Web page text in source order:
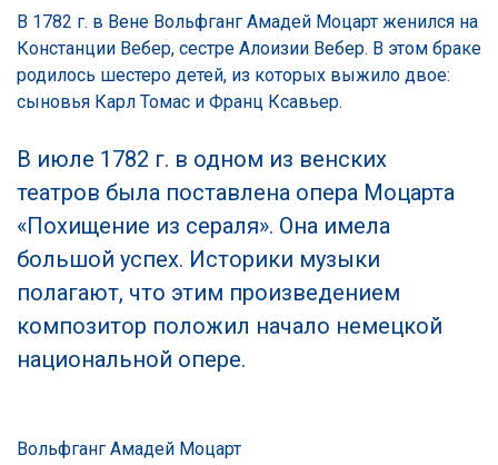
В 1782 г. в Вене Вольфганг Амадей Моцарт женился на
Констанции Вебер, сестре Алоизии Вебер. В этом браке
родилось шестеро детей, из которых выжило двое:
сыновья Карл Томас и Франц Ксавьер.
В июле 1782 г. в одном из венских
театров была поставлена опера Моцарта
«Похищение из сераля». Она имела
большой успех. Историки музыки
полагают, что этим произведением
композитор положил начало немецкой
национальной опере.
Вольфганг Амадей Моцарт